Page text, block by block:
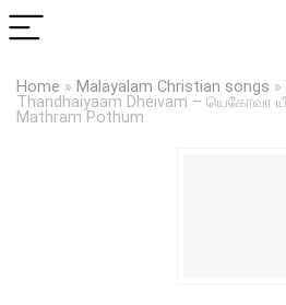
Home » Malayalam Christian songs »
Thandhaiyaam Dheivam – யெகோவா
Mathram Pothum